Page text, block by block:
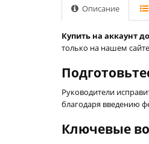
Описание
Купить на аккаунт
только на нашем
Руководители
благодаря введению
Ключевые